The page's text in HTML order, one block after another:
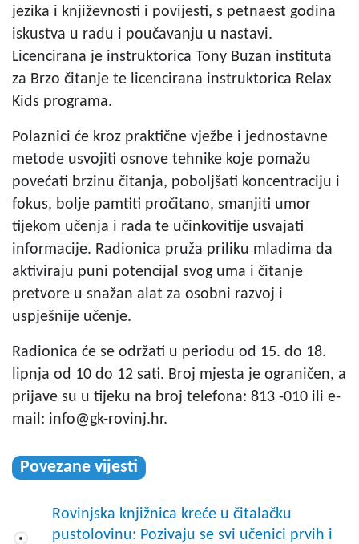
jezika i književnosti i povijesti, s petnaest godina
iskustva u radu i poučavanju u nastavi.
Licencirana je instruktorica Tony Buzan instituta
za Brzo čitanje te licencirana instruktorica Relax
Kids programa.
Polaznici će kroz praktične vježbe i jednostavne
metode usvojiti osnove tehnike koje pomažu
povećati brzinu čitanja, poboljšati koncentraciju i
fokus, bolje pamtiti pročitano, smanjiti umor
tijekom učenja i rada te učinkovitije usvajati
informacije. Radionica pruža priliku mladima da
aktiviraju puni potencijal svog uma i čitanje
pretvore u snažan alat za osobni razvoj i
uspješnije učenje.
Radionica će se održati u periodu od 15. do 18.
lipnja od 10 do 12 sati. Broj mjesta je ograničen, a
prijave su u tijeku na broj telefona: 813 -010 ili e-
mail: info@gk-rovinj.hr.
Povezane vijesti
Rovinjska knjižnica kreće u čitalačku
pustolovinu: Pozivaju se svi učenici prvih i